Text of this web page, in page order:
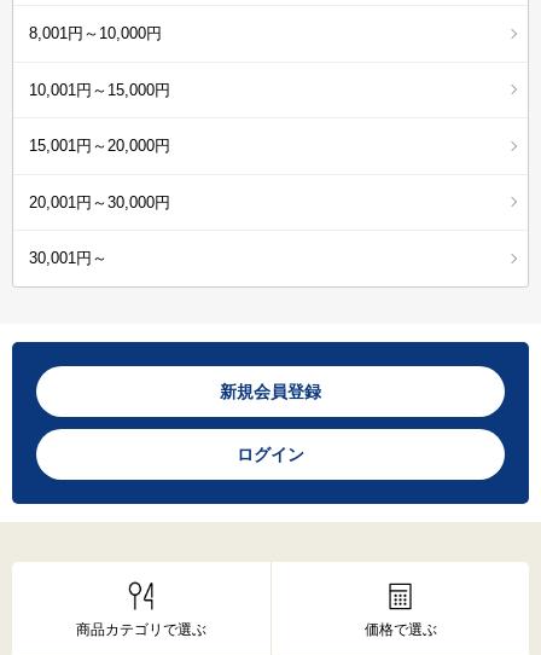
8,001円～10,000円
10,001円～15,000円
15,001円～20,000円
20,001円～30,000円
30,001円～
新規会員登録
ログイン
商品カテゴリで選ぶ 価格で選ぶ